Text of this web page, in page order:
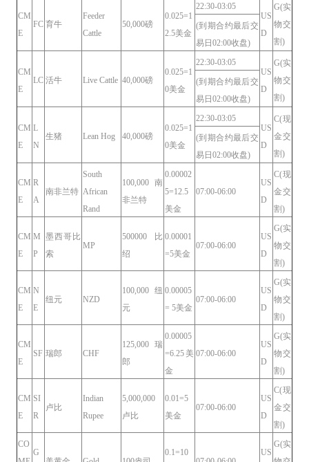
CM
E
FC 育牛
Feeder
Cattle
50,000磅
0.025=1
2.5美金
22:30-03:05
US
D
G(实
物交
割)
(到期合约最后交
易日02:00收盘)
CM
E
LC 活牛 Live Cattle 40,000磅
0.025=1
0美金
22:30-03:05
US
D
G(实
物交
割)
(到期合约最后交
易日02:00收盘)
CM
E
L
N
生猪 Lean Hog 40,000磅
0.025=1
0美金
22:30-03:05
US
D
C(现
金交
割)
(到期合约最后交
易日02:00收盘)
CM
E
R
A
南非兰特
South
African
Rand
100,000 南
非兰特
0.00002
5=12.5
美金
07:00-06:00
US
D
C(现
金交
割)
CM
E
M
P
墨西哥比
索
MP
500000比
绍
0.00001
=5美金
07:00-06:00
US
D
G(实
物交
割)
CM
E
N
E
纽元 NZD
100,000 纽
元
0.00005
= 5美金
07:00-06:00
US
D
G(实
物交
割)
CM
E
SF 瑞郎 CHF
125,000瑞
郎
0.00005
=6.25美
金
07:00-06:00
US
D
G(实
物交
割)
CM
E
SI
R
卢比
Indian
Rupee
5,000,000
卢比
0.01=5
美金
07:00-06:00
US
D
C(现
金交
割)
CO
G
0.1=10
US
G(实